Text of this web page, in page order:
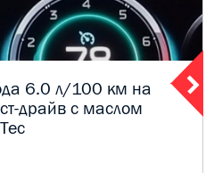
6.0 л/100 км на
драйв с маслом